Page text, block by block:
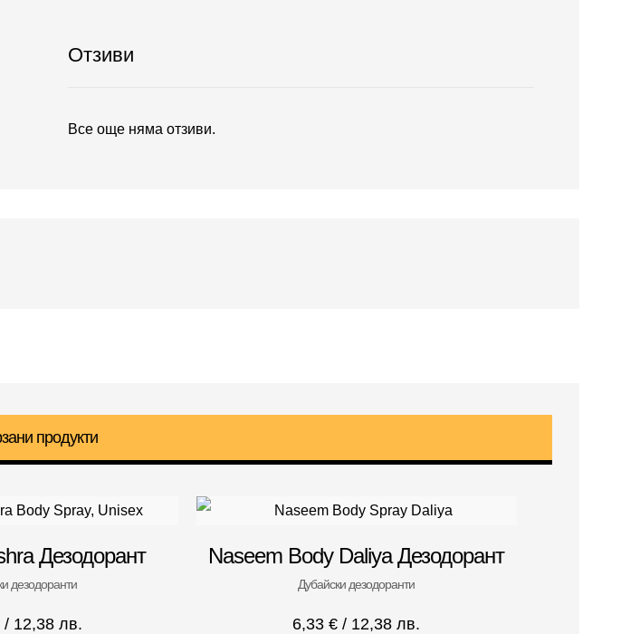
Отзиви
Все още няма отзиви.
продукти
Дезодорант
дезодоранти
/ 12,38 лв.
Naseem Body Daliya Дезодорант
Дубайски дезодоранти
6,33€ / 12,38 лв.